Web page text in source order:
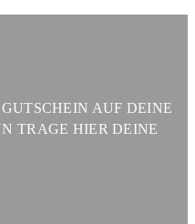
AUF DEINE
TRAGE HIER DEINE